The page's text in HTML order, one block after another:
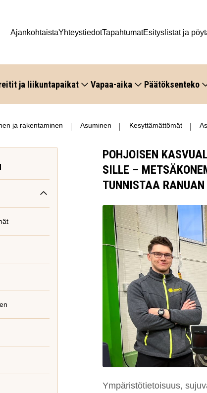
AjankohtaistaYhteystiedotTapahtumatEsityslistat ja
ja liikuntapaikat Vapaa-aika Päätöksenteko
ja rakentaminen Asuminen Kesyttämättömät
POH­JOI­SEN
SIL­LE –
TUN­NIS­TAA
Ympäristötietoisuus,